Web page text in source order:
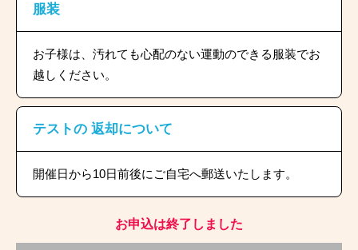
服装
お子様は、汚れても心配のない運動のできる服装でお
越しください。
テストの 返却について
開催日から10日前後にご自宅へ郵送いたします。
お申込は終了しました